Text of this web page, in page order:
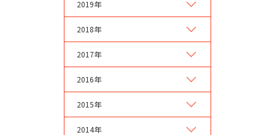
2019年
2018年
2017年
2016年
2015年
2014年